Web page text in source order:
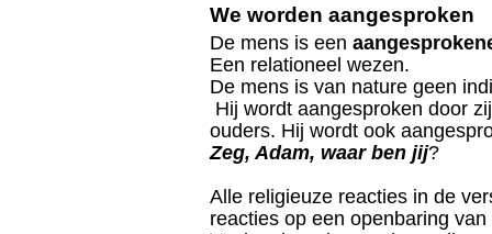
We worden aangesproken
De mens is een
Een relationeel wezen.
De mens is van nature geen
Hij wordt aangesproken door
ouders. Hij wordt ook
Zeg, Adam, waar ben jij?
Alle religieuze reacties in de
reacties op een openbaring van